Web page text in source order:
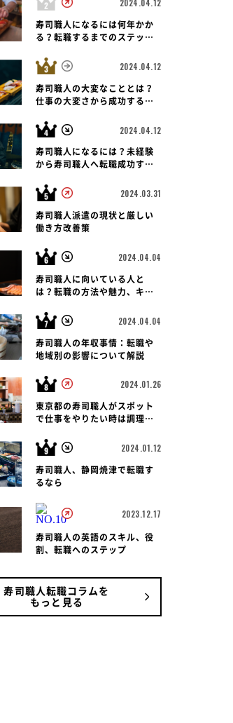
寿司職人 栃木県 宇都宮市
すし華亭 長岡店
2024.04.12
寿司職人になるには何年かか
る？転職するまでのステップ
2024.04.12
寿司職人の大変なこととは？
仕事の大変さから成功する転
2024.04.12
寿司職人になるには？未経験
から寿司職人へ転職成功する
2024.03.31
寿司職人派遣の現状と厳しい
働き方改善策
2024.04.04
寿司職人に向いている人と
は？転職の方法や魅力、キャ
説！
2024.04.04
寿司職人の年収事情：転職や
地域別の影響について解説
2024.01.26
東京都の寿司職人がスポット
で仕事をやりたい時は調理師
2024.01.12
寿司職人、静岡焼津で転職す
るなら
2023.12.17
寿司職人の英語のスキル、役
割、転職へのステップ
寿司職人転職コラムを
もっと見る